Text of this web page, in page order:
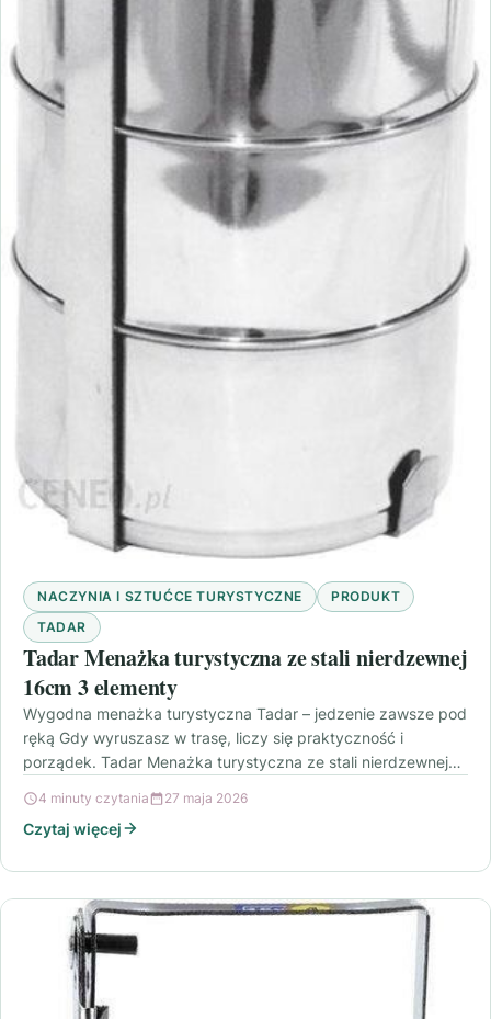
NACZYNIA I SZTUĆCE TURYSTYCZNE
PRODUKT
TADAR
Tadar Menażka turystyczna ze stali nierdzewnej
16cm 3 elementy
Wygodna menażka turystyczna Tadar – jedzenie zawsze pod
ręką Gdy wyruszasz w trasę, liczy się praktyczność i
porządek. Tadar Menażka turystyczna ze stali nierdzewnej…
4 minuty czytania 27 maja 2026
Czytaj więcej